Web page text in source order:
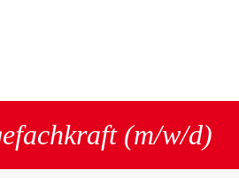
(m/w/d)